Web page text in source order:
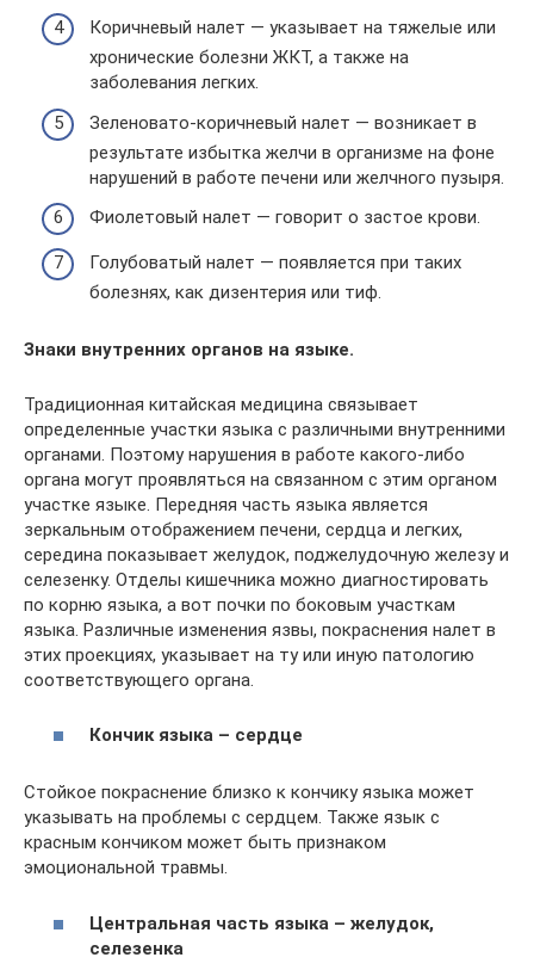
Коричневый налет — указывает на тяжелые или
хронические болезни ЖКТ, а также на
заболевания легких.
Зеленовато-коричневый налет — возникает в
результате избытка желчи в организме на фоне
нарушений в работе печени или желчного пузыря.
Фиолетовый налет — говорит о застое крови.
Голубоватый налет — появляется при таких
болезнях, как дизентерия или тиф.
Знаки внутренних органов на языке.
Традиционная китайская медицина связывает
определенные участки языка с различными внутренними
органами. Поэтому нарушения в работе какого-либо
органа могут проявляться на связанном с этим органом
участке языке. Передняя часть языка является
зеркальным отображением печени, сердца и легких,
середина показывает желудок, поджелудочную железу и
селезенку. Отделы кишечника можно диагностировать
по корню языка, а вот почки по боковым участкам
языка. Различные изменения язвы, покраснения налет в
этих проекциях, указывает на ту или иную патологию
соответствующего органа.
Кончик языка – сердце
Стойкое покраснение близко к кончику языка может
указывать на проблемы с сердцем. Также язык с
красным кончиком может быть признаком
эмоциональной травмы.
Центральная часть языка – желудок,
селезенка